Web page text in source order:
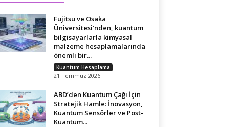
Fujitsu ve Osaka
Üniversitesi’nden, kuantum
bilgisayarlarla kimyasal
malzeme hesaplamalarında
önemli bir...
Kuantum Hesaplama
21 Temmuz 2026
ABD’den Kuantum Çağı İçin
Stratejik Hamle: İnovasyon,
Kuantum Sensörler ve Post-
Kuantum...